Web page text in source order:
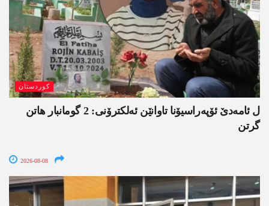
کوردستان
ل ئامەدێ ئۆپەراسیۆنا تاوانێن ئەلکترۆنی: 2 گومانبار ھاتن
گرتن
2026-08-08